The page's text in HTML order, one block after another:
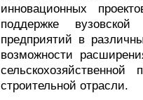
инновационных
поддержке
предприятий в
возможности
строительной отрасли.